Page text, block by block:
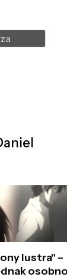
lustra" –
osobno